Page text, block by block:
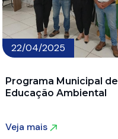
22/04/2025
Programa Municipal de
Educação Ambiental
Veja mais